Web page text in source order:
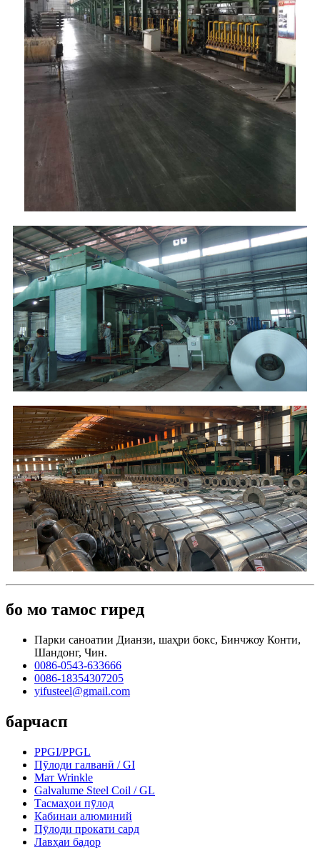
бо мо тамос гиред
Парки саноатии Дианзи, шаҳри бокс, Бинчжоу Конти,
Шандонг, Чин.
0086-0543-633666
0086-18354307205
yifusteel@gmail.com
барчасп
PPGI/PPGL
Пӯлоди галванӣ / GI
Мат Wrinkle
Galvalume Steel Coil / GL
Тасмаҳои пӯлод
Кабинаи алюминий
Пӯлоди прокати сард
Лавҳаи бадор